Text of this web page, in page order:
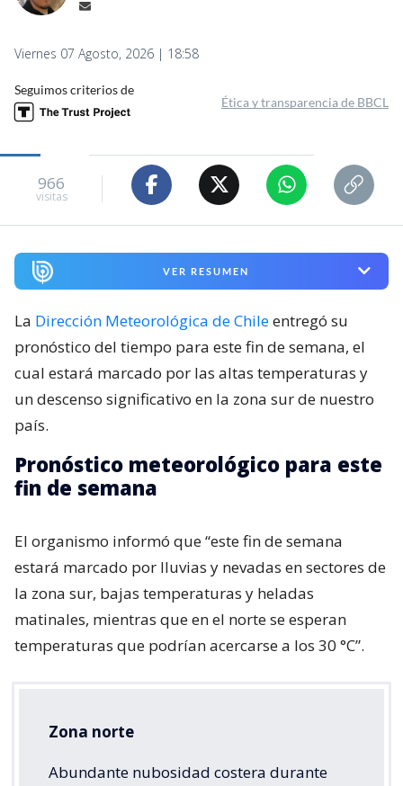
Viernes 07 Agosto, 2026 | 18:58
Seguimos criterios de
Ética y transparencia de BBCL
966
visitas
VER RESUMEN
La Dirección Meteorológica de Chileentregó su
pronóstico del tiempo para este fin de semana, el
cual estará marcado por las altas temperaturas y
un descenso significativo en la zona sur de nuestro
país.
Pronóstico meteorológico para este
fin de semana
El organismo informó que “este fin de semana
estará marcado por lluvias y nevadas en sectores de
la zona sur, bajas temperaturas y heladas
matinales, mientras que en el norte se esperan
temperaturas que podrían acercarse a los 30 °C”.
Zona norte
Abundante nubosidad costera durante